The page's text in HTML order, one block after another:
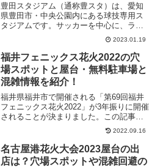
豊田スタジアム（通称豊スタ）は、愛知
県豊田市・中央公園内にある球技専用ス
タジアムです。サッカーを中心に、ラグ
ビーや陸上競技の大会も開催されていま
す。ちなみに、2001年に誕生したマスコ
ット「トスタくん」は、サッカーボール
や芝の緑色がモチーフ...
2023.01.19
福井フェニックス花火2022の穴
場スポットと屋台・無料駐車場と
混雑情報を紹介！
福井県福井市で開催される「第69回福井
フェニックス花火2022」が3年振りに開催
されることが決まりました。この記事で
は、福井フェニックス花火2022の日程や
打ち上げ時間、有料観覧席や駐車場、打
ち上げ場所の詳細や穴場の鑑賞スポッ
ト、屋台の出店...
2022.09.16
名古屋港花火大会2023屋台の出
店は？穴場スポットや混雑回避の